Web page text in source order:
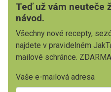
Teď už vám neuteče
návod.
Všechny nové recepty,
najdete v pravidelném
mailové schránce. ZDARMA.
Vaše e-mailová adresa